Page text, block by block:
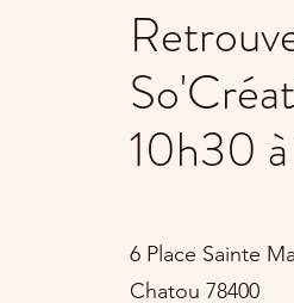
10h30
6 Place Sainte
Chatou 78400